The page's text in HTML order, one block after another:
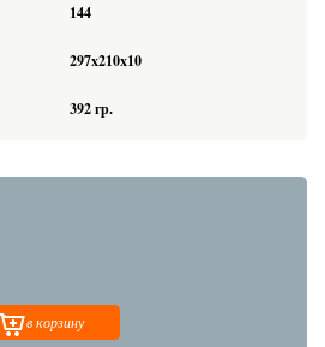
144
297x210x10
392 гр.
в корзину